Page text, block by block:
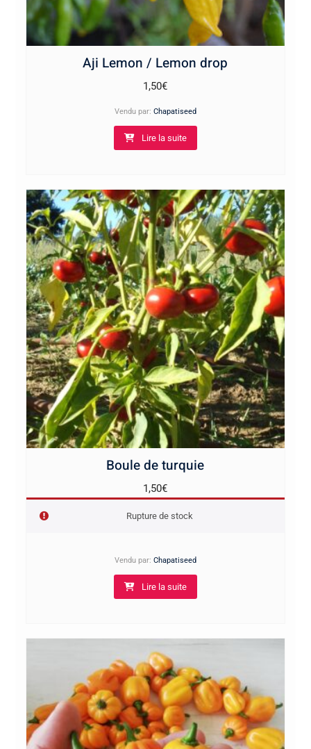
Aji Lemon / Lemon drop
1,50€
Vendu par: Chapatiseed
Lire la suite
Boule de turquie
1,50€
Rupture de stock
Vendu par: Chapatiseed
Lire la suite